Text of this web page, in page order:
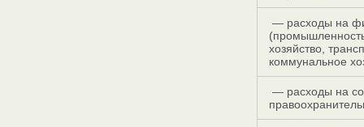
— расходы на
хозяйство,
коммунальное
— расходы на